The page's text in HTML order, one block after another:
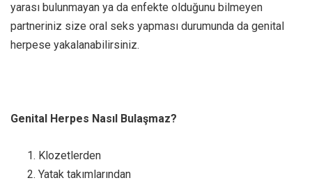
yarası bulunmayan ya da enfekte olduğunu bilmeyen
partneriniz size oral seks yapması durumunda da genital
herpese yakalanabilirsiniz.
Genital Herpes Nasıl Bulaşmaz?
Klozetlerden
Yatak takımlarından